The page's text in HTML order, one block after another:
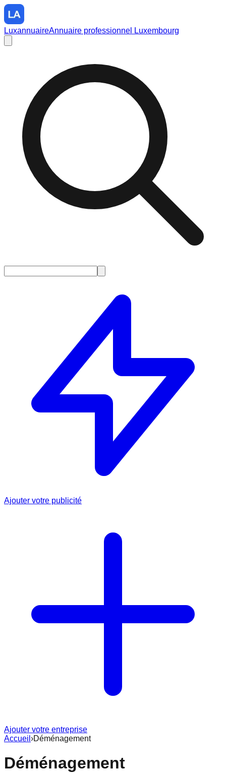
LuxannuaireAnnuaire professionnel Luxembourg
Ajouter votre publicité
Ajouter votre entreprise
Accueil ›Déménagement
Déménagement